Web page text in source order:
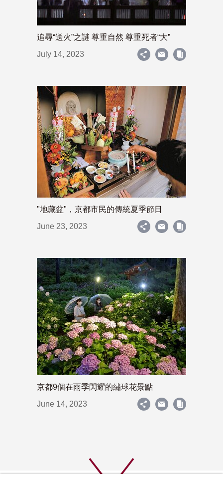
追尋“送火”之謎 尊重自然 尊重死者“大”
July 14, 2023
"地藏盆"，京都市民的傳統夏季節日
June 23, 2023
京都9個在雨季閃耀的繡球花景點
June 14, 2023